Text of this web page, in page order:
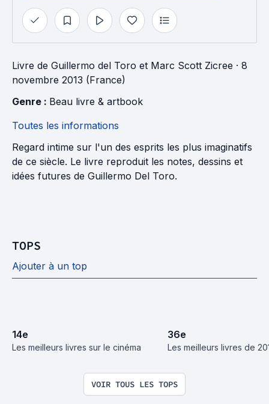
Livre de Guillermo del Toro et Marc Scott Zicree · 8
novembre 2013 (France)
Genre : Beau livre & artbook
Toutes les informations
Regard intime sur l'un des esprits les plus imaginatifs
de ce siècle. Le livre reproduit les notes, dessins et
idées futures de Guillermo Del Toro.
TOPS
Ajouter à un top
14e
Les meilleurs livres sur le cinéma
36e
Les meilleurs livres de
VOIR TOUS LES TOPS